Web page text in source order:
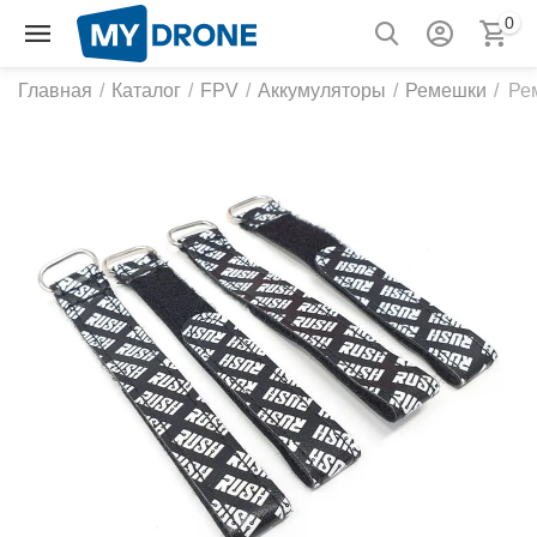
0
Главная / Каталог / FPV / Аккумуляторы / Ремешки /